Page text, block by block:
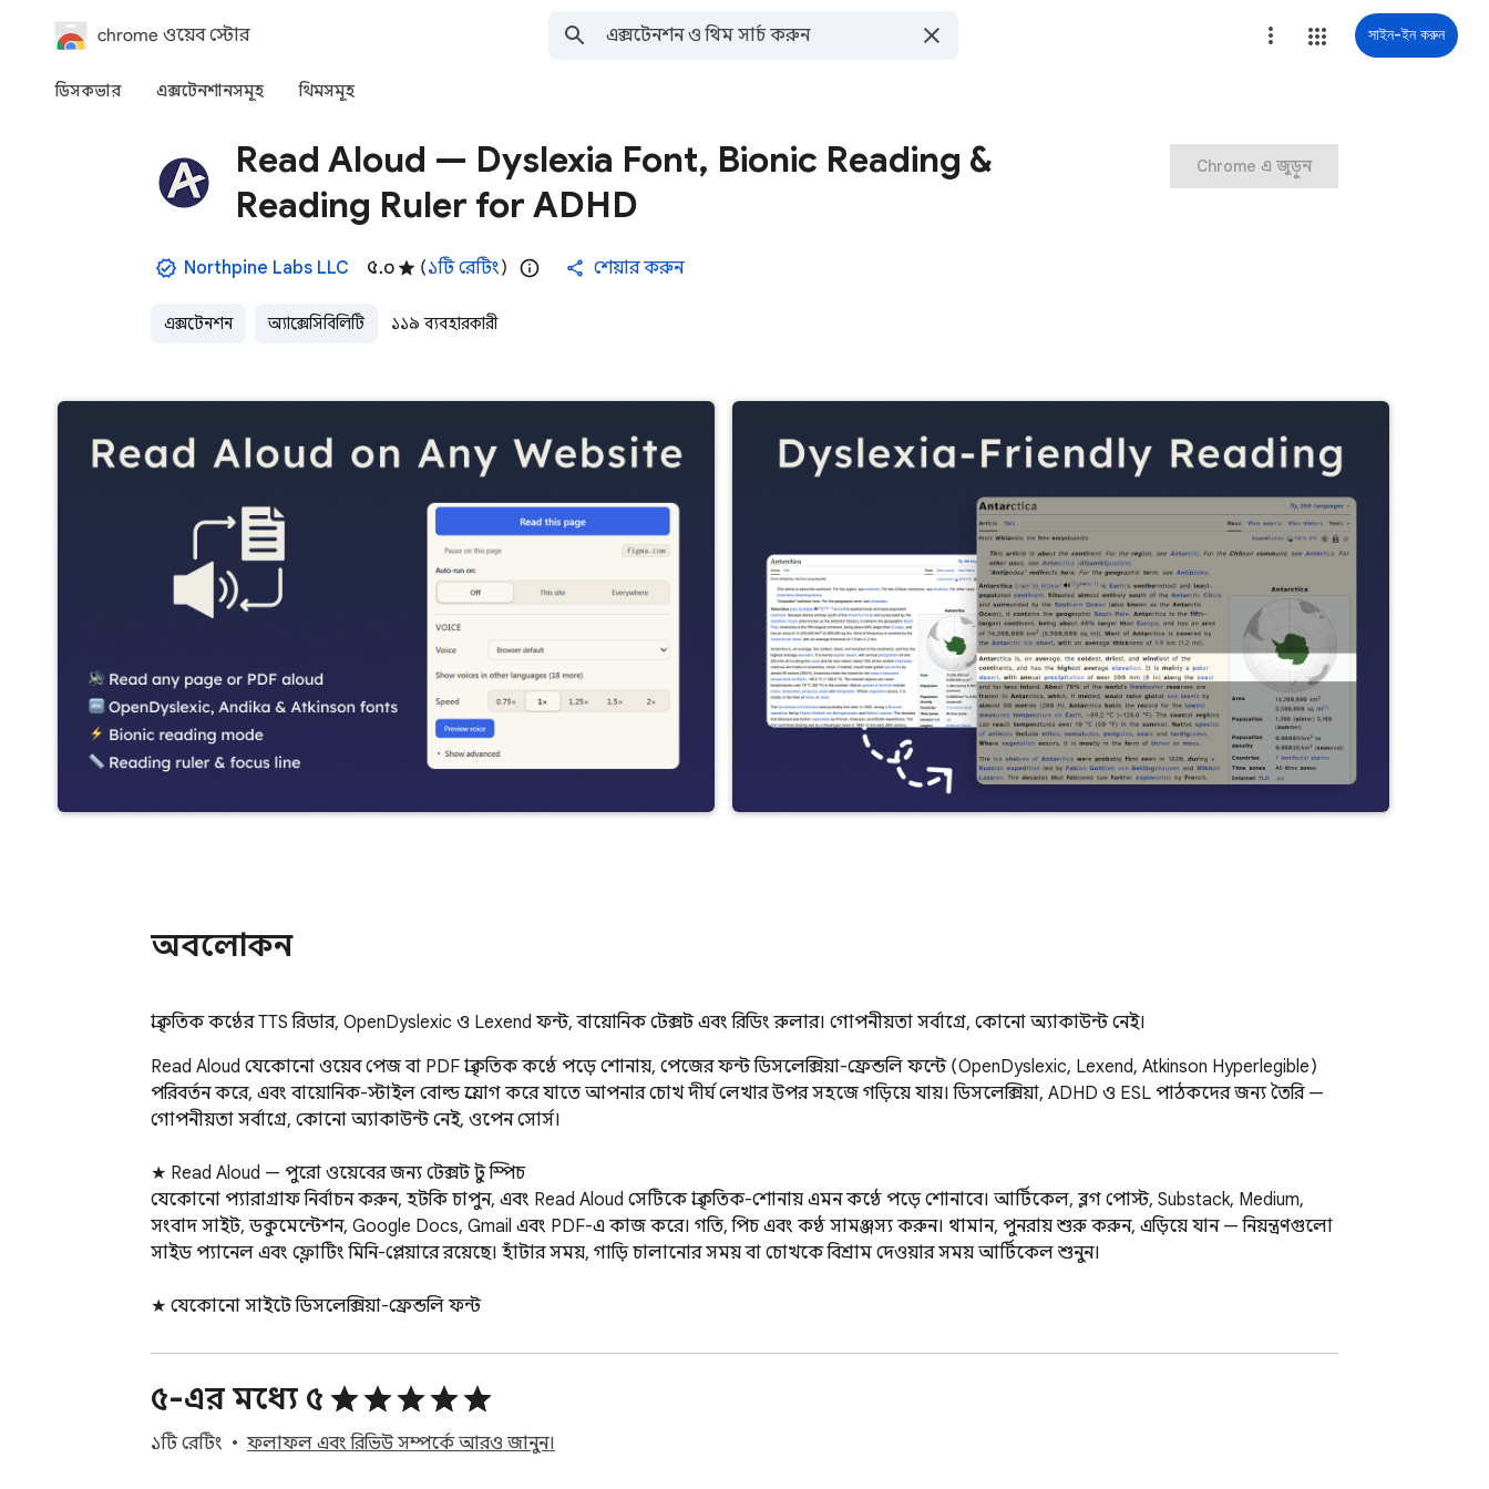
chrome ওয়েব স্টোর সাইন-ইন করুন
ডিসকভার এক্সটেনশানসমূহ থিমসমূহ
Read Aloud — Dyslexia Font, Bionic Reading &
Reading Ruler for ADHD
Northpine Labs LLC ৫.০ (১টি রেটিং) শেয়ার করুন
এক্সটেনশন অ্যাক্সেসিবিলিটি ১১৯ ব্যবহারকারী
Chrome এ জুড়ুন
অবলোকন
প্রাকৃতিক কণ্ঠের TTS রিডার, OpenDyslexic ও Lexend ফন্ট, বায়োনিক টেক্সট এবং রিডিং রুলার। গোপনীয়তা সর্বাগ্রে, কোনো অ্যাকাউন্ট নেই।
Read Aloud যেকোনো ওয়েব পেজ বা PDF প্রাকৃতিক কণ্ঠে পড়ে শোনায়, পেজের ফন্ট ডিসলেক্সিয়া-ফ্রেন্ডলি ফন্টে (OpenDyslexic, Lexend, Atkinson Hyperlegible)
পরিবর্তন করে, এবং বায়োনিক-স্টাইল বোল্ড প্রয়োগ করে যাতে আপনার চোখ দীর্ঘ লেখার উপর সহজে গড়িয়ে যায়। ডিসলেক্সিয়া, ADHD ও ESL পাঠকদের জন্য তৈরি —
গোপনীয়তা সর্বাগ্রে, কোনো অ্যাকাউন্ট নেই, ওপেন সোর্স।
★ Read Aloud — পুরো ওয়েবের জন্য টেক্সট টু স্পিচ
যেকোনো প্যারাগ্রাফ নির্বাচন করুন, হটকি চাপুন, এবং Read Aloud সেটিকে প্রাকৃতিক-শোনায় এমন কণ্ঠে পড়ে শোনাবে। আর্টিকেল, ব্লগ পোস্ট, Substack, Medium,
সংবাদ সাইট, ডকুমেন্টেশন, Google Docs, Gmail এবং PDF-এ কাজ করে। গতি, পিচ এবং কণ্ঠ সামঞ্জস্য করুন। থামান, পুনরায় শুরু করুন, এড়িয়ে যান — নিয়ন্ত্রণগুলো
সাইড প্যানেল এবং ফ্লোটিং মিনি-প্লেয়ারে রয়েছে। হাঁটার সময়, গাড়ি চালানোর সময় বা চোখকে বিশ্রাম দেওয়ার সময় আর্টিকেল শুনুন।
★ যেকোনো সাইটে ডিসলেক্সিয়া-ফ্রেন্ডলি ফন্ট
করা। লাইন স্পেসিং, লেটার স্পেসিং, প্যারাগ্রাফের প্রস্থ এবং ব্যাকগ্রাউন্ড টিন্ট সামঞ্জস্য করুন। একবার আপনার প্রোফাইল সংরক্ষণ করুন; পেজ লোড হওয়া মাত্রই Read
Aloud তা প্রয়োগ করে। উন্মুক্ত ওয়েবের জন্য একটি প্রকৃত ডিসলেক্সিয়া রিডার — শুধু ফন্ট পরিবর্তন নয়, একটি সম্পূর্ণ পাঠ লেআউট।
★ বায়োনিক-স্টাইল রিডিং — প্রথম অর্ধেক বোল্ড করুন
৫-এর মধ্যে ৫
১টি রেটিং ফলাফল এবং রিভিউ সম্পর্কে আরও জানুন।